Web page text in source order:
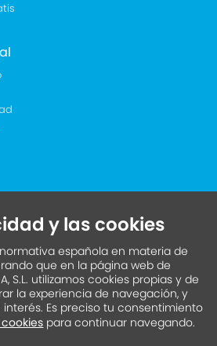
y las cookies
española en materia de
que en la página web de
S.L. utilizamos cookies propias y de
la experiencia de navegación, y
Es preciso tu consentimiento
para continuar navegando.